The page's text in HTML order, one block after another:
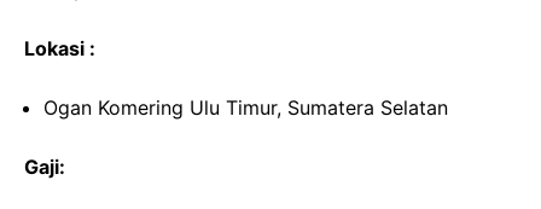
Lokasi :
Ogan Komering Ulu Timur, Sumatera Selatan
Gaji: